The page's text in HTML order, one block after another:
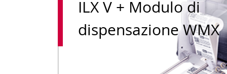
ILX V + Modulo di
dispensazione WMX